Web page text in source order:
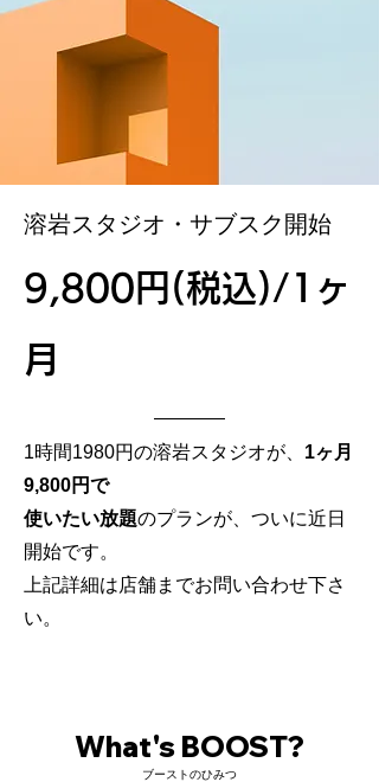
溶岩スタジオ・サブスク開始
9,800円(税込)/1ヶ
月
1時間1980円の溶岩スタジオが、 1ヶ月
9,800円で
使いたい放題のプランが、ついに近日
開始です。
上記詳細は店舗までお問い合わせ下さ
い。
What's BOOST?
​ブーストのひみつ